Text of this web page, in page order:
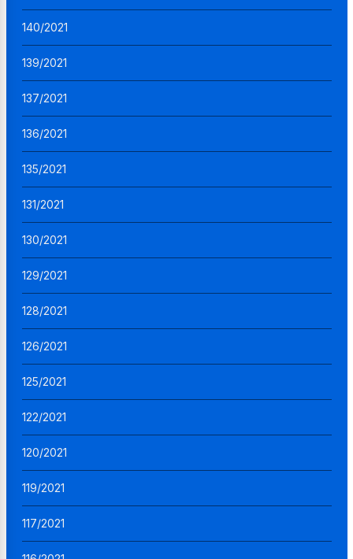
140/2021
139/2021
137/2021
136/2021
135/2021
131/2021
130/2021
129/2021
128/2021
126/2021
125/2021
122/2021
120/2021
119/2021
117/2021